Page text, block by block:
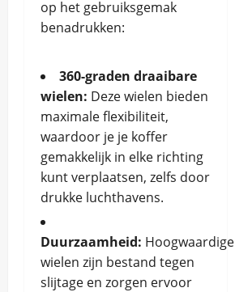
op het gebruiksgemak
benadrukken:
360-graden draaibare
wielen: Deze wielen bieden
maximale flexibiliteit,
waardoor je je koffer
gemakkelijk in elke richting
kunt verplaatsen, zelfs door
drukke luchthavens.
Duurzaamheid: Hoogwaardige
wielen zijn bestand tegen
slijtage en zorgen ervoor